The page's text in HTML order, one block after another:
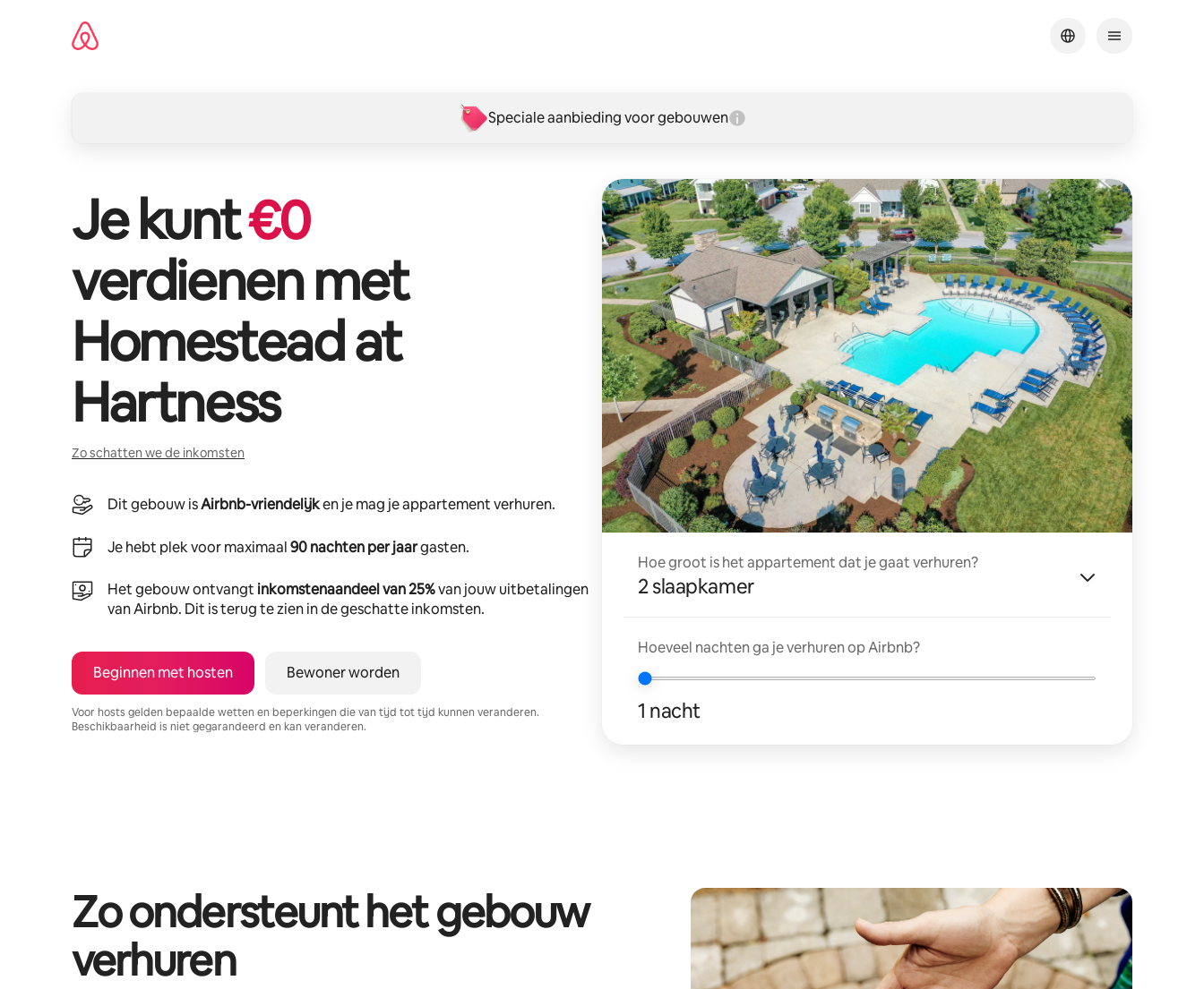
Speciale aanbieding voor gebouwen
Je kunt€0
verdienen met
Homestead at
Hartness
Zo schatten we de inkomsten
Dit gebouw isAirbnb-vriendelijken je mag je appartement verhuren.
Je hebt plek voor maximaal90 nachten per jaargasten.
Het gebouw ontvangt inkomstenaandeel van 25%van jouw uitbetalingen
van Airbnb. Dit is terug te zien in de geschatte inkomsten.
Beginnen met hosten Bewoner worden
Voor hosts gelden bepaalde wetten en beperkingen die van tijd tot tijd kunnen veranderen.
Beschikbaarheid is niet gegarandeerd en kan veranderen.
Hoe groot is het appartement dat je gaat verhuren?
2 slaapkamer
Hoeveel nachten ga je verhuren op Airbnb?
1 nacht
Zo ondersteunt het gebouw
verhuren